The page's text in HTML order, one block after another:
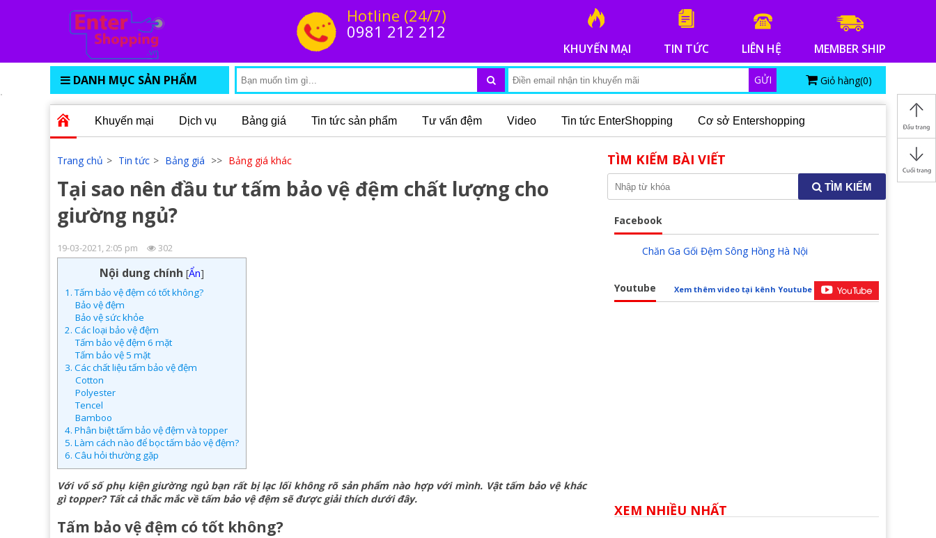
Hotline (24/7)
0981 212 212
KHUYẾN MẠI TIN TỨC LIÊN HỆ MEMBER SHIP
DANH MỤC SẢN PHẨM GỬI Giỏ hàng(0)
Khuyến mại Dịch vụ Bảng giá Tin tức sản phẩm Tư vấn đệm Video Tin tức EnterShopping Cơ sở Entershopping
Trang chủ > Tin tức > Bảng giá >> Bảng giá khác
Tại sao nên đầu tư tấm bảo vệ đệm chất lượng cho
giường ngủ?
19-03-2021, 2:05 pm 302
Nội dung chính [Ẩn]
1. Tấm bảo vệ đệm có tốt không?
Bảo vệ đệm
Bảo vệ sức khỏe
2. Các loại bảo vệ đệm
Tấm bảo vệ đệm 6 mặt
Tấm bảo vệ 5 mặt
3. Các chất liệu tấm bảo vệ đệm
Cotton
Polyester
Tencel
Bamboo
4. Phân biệt tấm bảo vệ đệm và topper
5. Làm cách nào để bọc tấm bảo vệ đệm?
6. Câu hỏi thường gặp
Với vố số phụ kiện giường ngủ bạn rất bị lạc lối không rõ sản phẩm nào hợp với mình. Vật tấm bảo vệ khác
gì topper? Tất cả thắc mắc về tấm bảo vệ đệm sẽ được giải thích dưới đây.
Tấm bảo vệ đệm có tốt không?
TÌM KIẾM BÀI VIẾT
TÌM KIẾM
Facebook
Chăn Ga Gối Đệm Sông Hồng Hà Nội
Youtube Xem thêm video tại kênh Youtube
XEM NHIỀU NHẤT